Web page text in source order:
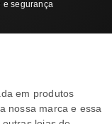
e segurança
em produtos
nossa marca e essa